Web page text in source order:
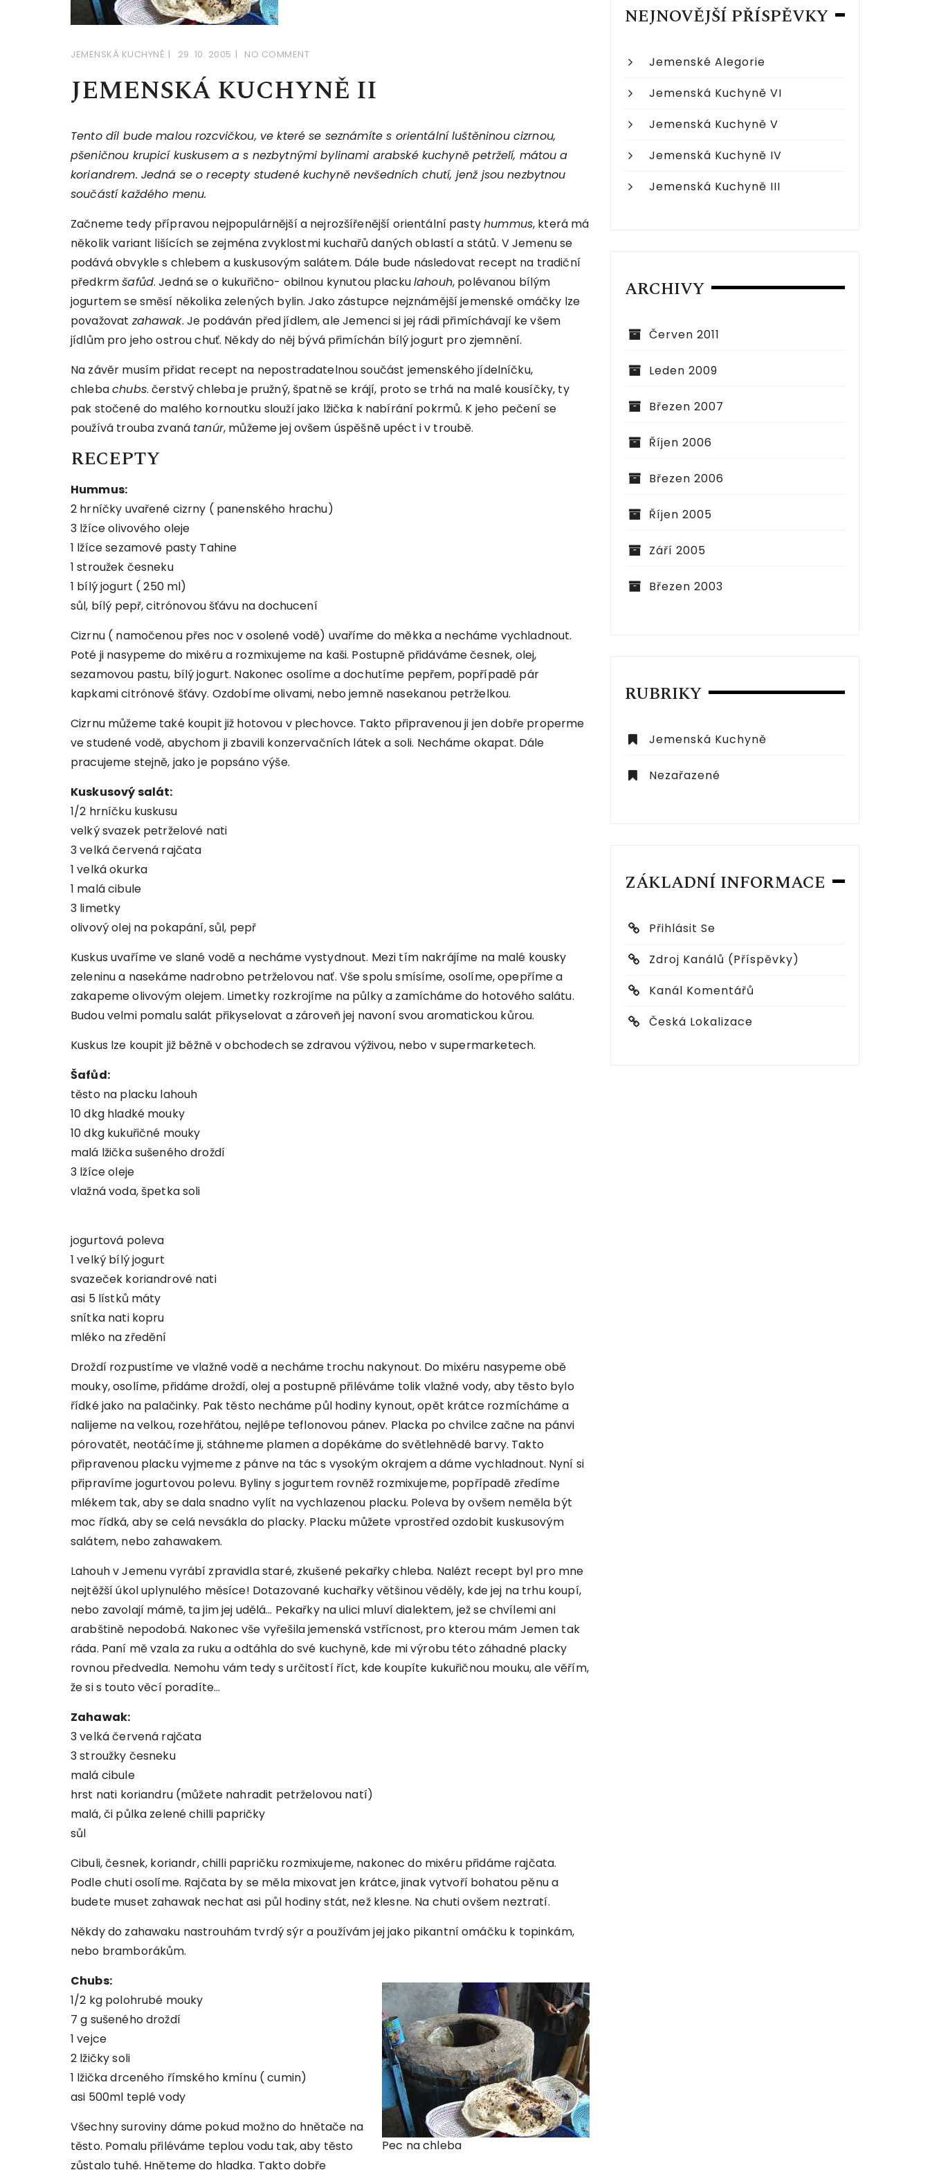
JEMENSKÁ KUCHYNĚ 29. 10. 2005 NO COMMENT
JEMENSKÁ KUCHYNĚ II
Tento díl bude malou rozcvičkou, ve které se seznámíte s orientální luštěninou cizrnou,
pšeničnou krupicí kuskusem a s nezbytnými bylinami arabské kuchyně petrželí, mátou a
koriandrem. Jedná se o recepty studené kuchyně nevšedních chutí, jenž jsou nezbytnou
součástí každého menu.
Začneme tedy přípravou nejpopulárnější a nejrozšířenější orientální pastyhummus, která má
několik variant lišících se zejména zvyklostmi kuchařů daných oblastí a států. V Jemenu se
podává obvykle s chlebem a kuskusovým salátem. Dále bude následovat recept na tradiční
předkrmšafůd. Jedná se o kukuřično- obilnou kynutou plackulahouh, polévanou bílým
jogurtem se směsí několika zelených bylin. Jako zástupce nejznámější jemenské omáčky lze
považovat zahawak. Je podáván před jídlem, ale Jemenci si jej rádi přimíchávají ke všem
jídlům pro jeho ostrou chuť. Někdy do něj bývá přimíchán bílý jogurt pro zjemnění.
Na závěr musím přidat recept na nepostradatelnou součást jemenského jídelníčku,
chlebachubs. čerstvý chleba je pružný, špatně se krájí, proto se trhá na malé kousíčky, ty
pak stočené do malého kornoutku slouží jako lžička k nabírání pokrmů. K jeho pečení se
používá trouba zvaná tanúr, můžeme jej ovšem úspěšně upéct i v troubě.
RECEPTY
Hummus:
2 hrníčky uvařené cizrny ( panenského hrachu)
3 lžíce olivového oleje
1 lžíce sezamové pasty Tahine
1 stroužek česneku
1 bílý jogurt ( 250 ml)
sůl, bílý pepř, citrónovou šťávu na dochucení
Cizrnu ( namočenou přes noc v osolené vodě) uvaříme do měkka a necháme vychladnout.
Poté ji nasypeme do mixéru a rozmixujeme na kaši. Postupně přidáváme česnek, olej,
sezamovou pastu, bílý jogurt. Nakonec osolíme a dochutíme pepřem, popřípadě pár
kapkami citrónové šťávy. Ozdobíme olivami, nebo jemně nasekanou petrželkou.
Cizrnu můžeme také koupit již hotovou v plechovce. Takto připravenou ji jen dobře properme
ve studené vodě, abychom ji zbavili konzervačních látek a soli. Necháme okapat. Dále
pracujeme stejně, jako je popsáno výše.
Kuskusový salát:
1/2 hrníčku kuskusu
velký svazek petrželové nati
3 velká červená rajčata
1 velká okurka
1 malá cibule
3 limetky
olivový olej na pokapání, sůl, pepř
Kuskus uvaříme ve slané vodě a necháme vystydnout. Mezi tím nakrájíme na malé kousky
zeleninu a nasekáme nadrobno petrželovou nať. Vše spolu smísíme, osolíme, opepříme a
zakapeme olivovým olejem. Limetky rozkrojíme na půlky a zamícháme do hotového salátu.
Budou velmi pomalu salát přikyselovat a zároveň jej navoní svou aromatickou kůrou.
Kuskus lze koupit již běžně v obchodech se zdravou výživou, nebo v supermarketech.
Šafůd:
těsto na placku lahouh
10 dkg hladké mouky
10 dkg kukuřičné mouky
malá lžička sušeného droždí
3 lžíce oleje
vlažná voda, špetka soli
jogurtová poleva
1 velký bílý jogurt
svazeček koriandrové nati
asi 5 lístků máty
snítka nati kopru
mléko na zředění
Droždí rozpustíme ve vlažné vodě a necháme trochu nakynout. Do mixéru nasypeme obě
mouky, osolíme, přidáme droždí, olej a postupně přiléváme tolik vlažné vody, aby těsto bylo
řídké jako na palačinky. Pak těsto necháme půl hodiny kynout, opět krátce rozmícháme a
nalijeme na velkou, rozehřátou, nejlépe teflonovou pánev. Placka po chvilce začne na pánvi
pórovatět, neotáčíme ji, stáhneme plamen a dopékáme do světlehnědé barvy. Takto
připravenou placku vyjmeme z pánve na tác s vysokým okrajem a dáme vychladnout. Nyní si
připravíme jogurtovou polevu. Byliny s jogurtem rovněž rozmixujeme, popřípadě zředíme
mlékem tak, aby se dala snadno vylít na vychlazenou placku. Poleva by ovšem neměla být
moc řídká, aby se celá nevsákla do placky. Placku můžete vprostřed ozdobit kuskusovým
salátem, nebo zahawakem.
Lahouh v Jemenu vyrábí zpravidla staré, zkušené pekařky chleba. Nalézt recept byl pro mne
nejtěžší úkol uplynulého měsíce! Dotazované kuchařky většinou věděly, kde jej na trhu koupí,
nebo zavolají mámě, ta jim jej udělá… Pekařky na ulici mluví dialektem, jež se chvílemi ani
arabštině nepodobá. Nakonec vše vyřešila jemenská vstřícnost, pro kterou mám Jemen tak
ráda. Paní mě vzala za ruku a odtáhla do své kuchyně, kde mi výrobu této záhadné placky
rovnou předvedla. Nemohu vám tedy s určitostí říct, kde koupíte kukuřičnou mouku, ale věřím,
že si s touto věcí poradíte…
Zahawak:
3 velká červená rajčata
3 stroužky česneku
malá cibule
hrst nati koriandru (můžete nahradit petrželovou natí)
malá, či půlka zelené chilli papričky
sůl
Cibuli, česnek, koriandr, chilli papričku rozmixujeme, nakonec do mixéru přidáme rajčata.
Podle chuti osolíme. Rajčata by se měla mixovat jen krátce, jinak vytvoří bohatou pěnu a
budete muset zahawak nechat asi půl hodiny stát, než klesne. Na chuti ovšem neztratí.
Někdy do zahawaku nastrouhám tvrdý sýr a používám jej jako pikantní omáčku k topinkám,
nebo bramborákům.
Pec na chleba
Chubs:
1/2 kg polohrubé mouky
7 g sušeného droždí
1 vejce
2 lžičky soli
1 lžička drceného římského kmínu ( cumin)
asi 500ml teplé vody
Všechny suroviny dáme pokud možno do hnětače na
těsto. Pomalu přiléváme teplou vodu tak, aby těsto
zůstalo tuhé. Hněteme do hladka. Takto dobře
NEJNOVĚJŠÍ PŘÍSPĚVKY
Jemenské Alegorie
Jemenská Kuchyně VI
Jemenská Kuchyně V
Jemenská Kuchyně IV
Jemenská Kuchyně III
ARCHIVY
Červen 2011
Leden 2009
Březen 2007
Říjen 2006
Březen 2006
Říjen 2005
Září 2005
Březen 2003
RUBRIKY
Jemenská Kuchyně
Nezařazené
ZÁKLADNÍ INFORMACE
Přihlásit Se
Zdroj Kanálů (příspěvky)
Kanál Komentářů
Česká Lokalizace